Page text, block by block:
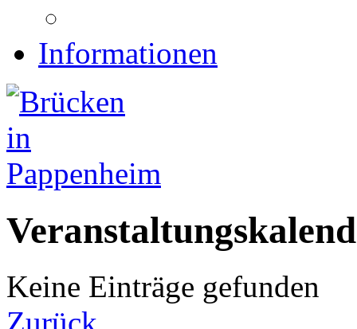
Informationen
Keine Einträge gefunden